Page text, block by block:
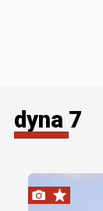
dyna 7